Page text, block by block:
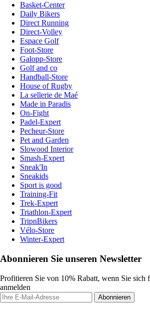
Basket-Center
Daily Bikers
Direct Running
Direct-Volley
Espace Golf
Foot-Store
Galopp-Store
Golf and co
Handball-Store
House of Rugby
La sellerie de Maé
Made in Paradis
On-Fight
Padel-Expert
Pecheur-Store
Pet and Garden
Slowood Interior
Smash-Expert
Sneak'In
Sneakids
Sport is good
Training-Fit
Trek-Expert
Triathlon-Expert
TripnBikers
Vélo-Store
Winter-Expert
Abonnieren Sie unseren Newsletter
Profitieren Sie von 10% Rabatt, wenn Sie sich
anmelden
Abonnieren